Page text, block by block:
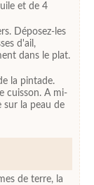
et de 4
Déposez-les
d'ail,
dans le plat.
la pintade.
cuisson. A mi-
sur la peau de
de terre, la